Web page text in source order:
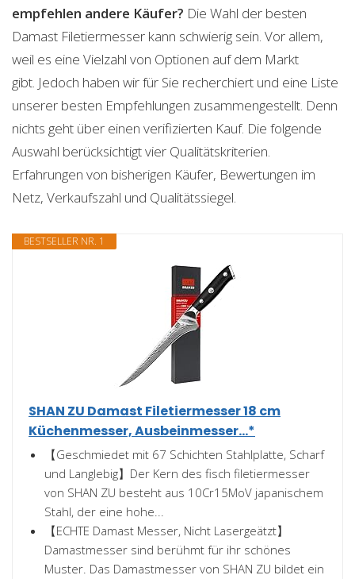
empfehlen andere Käufer? Die Wahl der besten
Damast Filetiermesser kann schwierig sein. Vor allem,
weil es eine Vielzahl von Optionen auf dem Markt
gibt. Jedoch haben wir für Sie recherchiert und eine Liste
unserer besten Empfehlungen zusammengestellt. Denn
nichts geht über einen verifizierten Kauf. Die folgende
Auswahl berücksichtigt vier Qualitätskriterien.
Erfahrungen von bisherigen Käufer, Bewertungen im
Netz, Verkaufszahl und Qualitätssiegel.
BESTSELLER NR. 1
SHAN ZU Damast Filetiermesser 18 cm
Küchenmesser, Ausbeinmesser...*
【Geschmiedet mit 67 Schichten Stahlplatte, Scharf
und Langlebig】Der Kern des fisch filetiermesser
von SHAN ZU besteht aus 10Cr15MoV japanischem
Stahl, der eine hohe...
【ECHTE Damast Messer, Nicht Lasergeätzt】
Damastmesser sind berühmt für ihr schönes
Muster. Das Damastmesser von SHAN ZU bildet ein